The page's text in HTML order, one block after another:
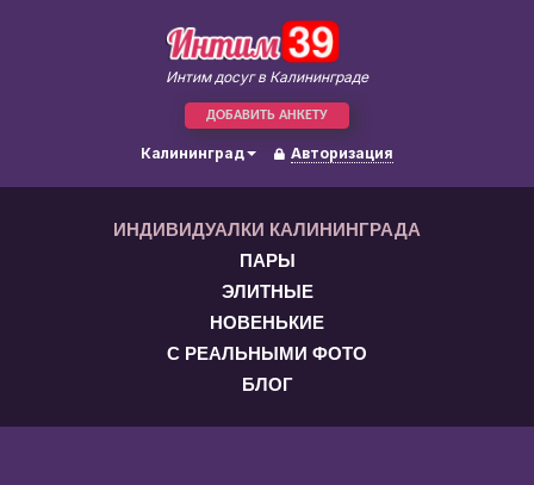
Интим досуг в Калининграде
ДОБАВИТЬ АНКЕТУ
Калининград Авторизация
ИНДИВИДУАЛКИ КАЛИНИНГРАДА
ПАРЫ
ЭЛИТНЫЕ
НОВЕНЬКИЕ
С РЕАЛЬНЫМИ ФОТО
БЛОГ